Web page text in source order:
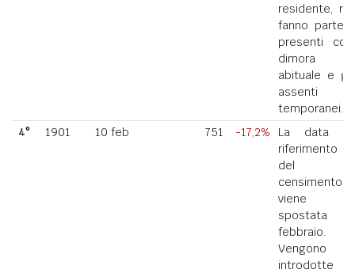
residente, ne
fanno parte i
presenti con
dimora
abituale e gli
assenti
temporanei.
4°
1901 10 feb 751 -17,2%
La data di
riferimento
del
censimento
viene
spostata a
febbraio.
Vengono
introdotte